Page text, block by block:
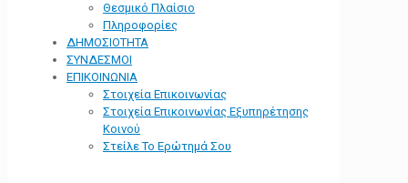
Θεσμικό Πλαίσιο
Πληροφορίες
ΔΗΜΟΣΙΟΤΗΤΑ
ΣΥΝΔΕΣΜΟΙ
ΕΠΙΚΟΙΝΩΝΙΑ
Στοιχεία Επικοινωνίας
Στοιχεία Επικοινωνίας Εξυπηρέτησης
Κοινού
Στείλε Το Ερώτημά Σου